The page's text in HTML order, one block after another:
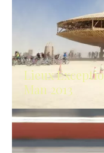
Lieux
Man 2013